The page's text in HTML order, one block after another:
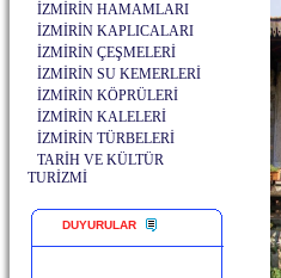
İZMİRİN HAMAMLARI
İZMİRİN KAPLICALARI
İZMİRİN ÇEŞMELERİ
İZMİRİN SU KEMERLERİ
İZMİRİN KÖPRÜLERİ
İZMİRİN KALELERİ
İZMİRİN TÜRBELERİ
TARİH VE KÜLTÜR
TURİZMİ
DUYURULAR